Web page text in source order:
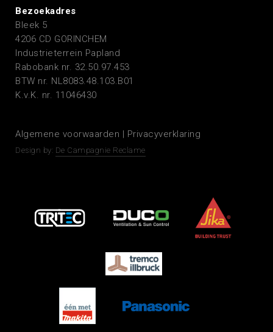
Bezoekadres
Bleek 5
4206 CD GORINCHEM
Industrieterrein Papland
Rabobank nr. 32.50.97.453
BTW nr. NL8083.48.103.B01
K.v.K. nr. 11046430
Algemene voorwaarden | Privacyverklaring
Design by: De Campagnie Reclame